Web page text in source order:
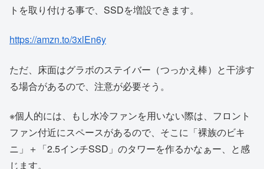
トを取り付ける事で、SSDを増設できます。
https://amzn.to/3xlEn6y
ただ、床面はグラボのステイバー（つっかえ棒）と干渉す
る場合があるので、注意が必要そう。
※個人的には、もし水冷ファンを用いない際は、フロント
ファン付近にスペースがあるので、そこに「裸族のビキ
ニ」＋「2.5インチSSD」のタワーを作るかなぁー、と感
じます。